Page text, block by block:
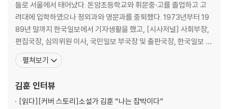
들로 서울에서 태어났다. 돈암초등학교와 휘문중·고를 졸업하고 고
려대에 입학하였으나 정외과와 영문과를 중퇴했다. 1973년부터 19
89년 말까지 한국일보에서 기자생활을 했고, [시사저널] 사회부장,
편집국장, 심의위원 이사, 국민일보 부국장 및 출판국장, 한국일보 편
집위원, 한겨레신문 사회부 부국장급으로 재직하였으며 2004년 이
래로 전업작가로 활동하고 있다. 1986년 [한국일보] 재직 당시 3년
저)으로 해박한 문학적 지식과 유려한 문체로
펼쳐보기
김훈 인터뷰
[읽다][커버 스토리]소설가 김훈 “나는 잡박이다”